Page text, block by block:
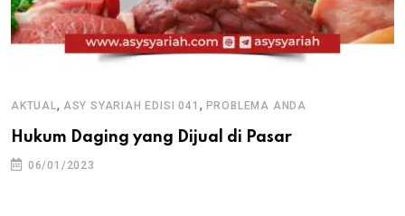
AKTUAL, ASY SYARIAH EDISI 041 , PROBLEMA ANDA
Hukum Daging yang Dijual di Pasar
06/01/2023